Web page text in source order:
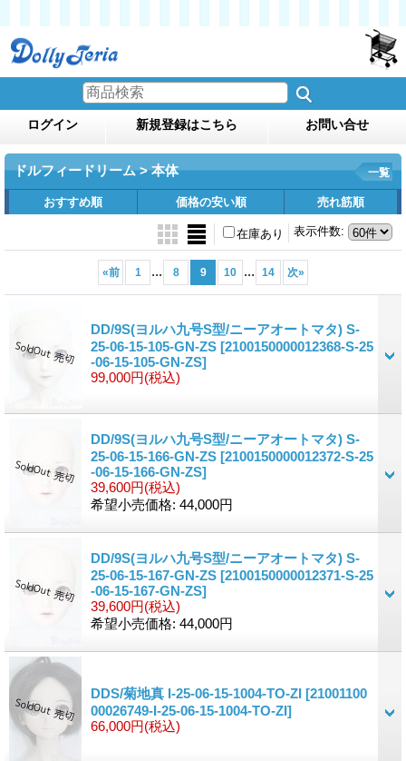
ログイン 新規登録はこちら お問い合せ
ドルフィードリーム > 本体 一覧
おすすめ順 価格の安い順 売れ筋順
表示件数:
在庫あり
«前 1 ... 8 9 10 ... 14 次»
DD/9S(ヨルハ九号S型/ニーアオートマタ) S-
25-06-15-105-GN-ZS [2100150000012368-S-25
-06-15-105-GN-ZS]
99,000円(税込)
DD/9S(ヨルハ九号S型/ニーアオートマタ) S-
25-06-15-166-GN-ZS [2100150000012372-S-25
-06-15-166-GN-ZS]
39,600円(税込)
希望小売価格: 44,000円
DD/9S(ヨルハ九号S型/ニーアオートマタ) S-
25-06-15-167-GN-ZS [2100150000012371-S-25
-06-15-167-GN-ZS]
39,600円(税込)
希望小売価格: 44,000円
DDS/菊地真 I-25-06-15-1004-TO-ZI [21001100
00026749-I-25-06-15-1004-TO-ZI]
66,000円(税込)